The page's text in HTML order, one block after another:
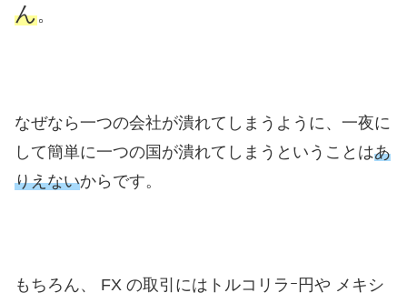
ん。
なぜなら一つの会社が潰れてしまうように、一夜に
して簡単に一つの国が潰れてしまうということはあ
りえないからです。
もちろん、 FX の取引にはトルコリラｰ円や メキシ